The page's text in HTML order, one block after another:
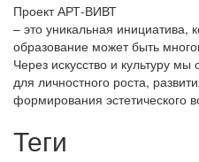
Проект АРТ-ВИВТ
– это уникальная инициатива,
образование может быть
Через искусство и культуру
для личностного роста,
формирования эстетического
Теги